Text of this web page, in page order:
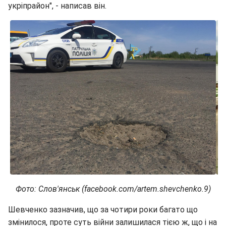
укріпрайон", - написав він.
Фото: Слов'янськ (facebook.com/artem.shevchenko.9)
Шевченко зазначив, що за чотири роки багато що
змінилося, проте суть війни залишилася тією ж, що і на